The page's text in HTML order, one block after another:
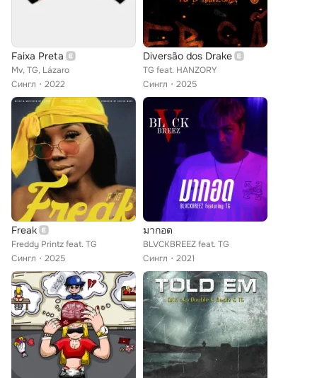
Faixa Preta
Mv, TG, Lázaro
Сингл
2022
Diversão dos Drake
TG feat. HANZORY
Сингл
2025
Freak
Freddy Printz feat. TG
Сингл
2025
มากอด
BLVCKBREEZ feat. TG
Сингл
2021